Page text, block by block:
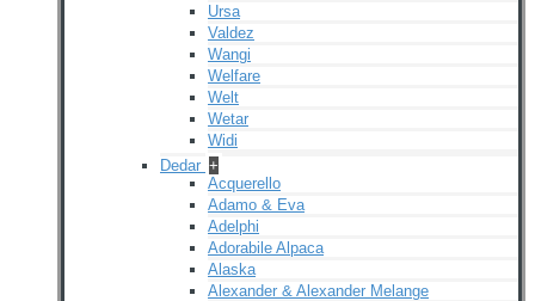
Ursa
Valdez
Wangi
Welfare
Welt
Wetar
Widi
Dedar +
Acquerello
Adamo & Eva
Adelphi
Adorabile Alpaca
Alaska
Alexander & Alexander Melange